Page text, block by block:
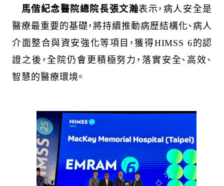
馬偕紀念醫院總院長張文瀚表示，病人安全是
醫療最重要的基礎，將持續推動病歷結構化、病人
介面整合與資安強化等項目，獲得HIMSS 6的認
證之後，全院仍會更積極努力，落實安全、高效、
智慧的醫療環境。